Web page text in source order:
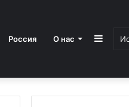
Россия О нас